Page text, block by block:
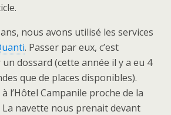
nous avons utilisé les services
. Passer par eux, c’est
un dossard (cette année il y a eu 4
que de places disponibles).
l’Hôtel Campanile proche de la
La navette nous prenait devant